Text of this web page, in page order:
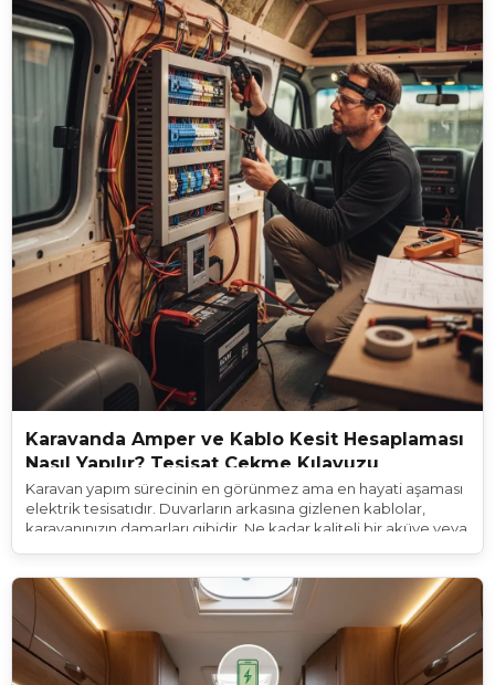
Elektrik Kontrol Paneli adı verilir.
Karavanda Amper ve Kablo Kesit Hesaplaması
Nasıl Yapılır? Tesisat Çekme Kılavuzu
Karavan yapım sürecinin en görünmez ama en hayati aşaması
elektrik tesisatıdır. Duvarların arkasına gizlenen kablolar,
karavanınızın damarları gibidir. Ne kadar kaliteli bir aküye veya
en kötüsü karavanınızda yangın çıkmasına neden olabilir.